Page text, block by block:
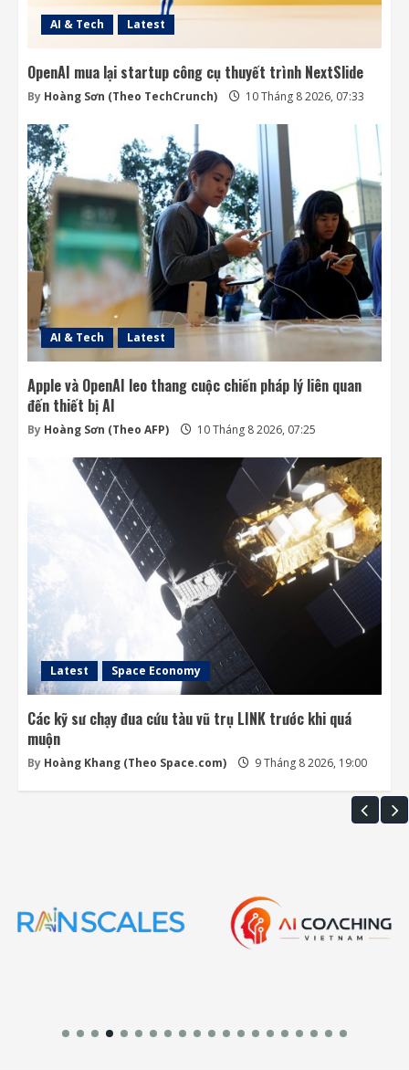
AI & Tech Latest
OpenAI mua lại startup công cụ thuyết trình NextSlide
By Hoàng Sơn (Theo TechCrunch) 10 Tháng 8 2026, 07:33
AI & Tech Latest
Apple và OpenAI leo thang cuộc chiến pháp lý liên quan
đến thiết bị AI
By Hoàng Sơn (Theo AFP) 10 Tháng 8 2026, 07:25
Latest Space Economy
Các kỹ sư chạy đua cứu tàu vũ trụ LINK trước khi quá
muộn
By Hoàng Khang (Theo Space.com) 9 Tháng 8 2026, 19:00